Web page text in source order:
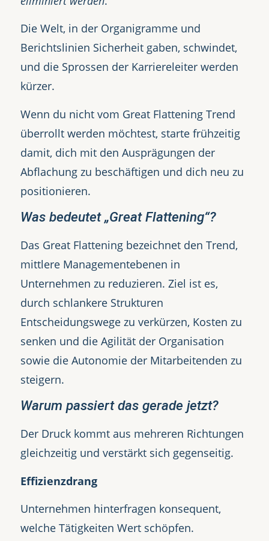
Die Welt, in der Organigramme und
Berichtslinien Sicherheit gaben, schwindet,
und die Sprossen der Karriereleiter werden
kürzer.
Wenn du nicht vom Great Flattening Trend
überrollt werden möchtest, starte frühzeitig
damit, dich mit den Ausprägungen der
Abflachung zu beschäftigen und dich neu zu
positionieren.
Was bedeutet „Great Flattening“?
Das Great Flattening bezeichnet den Trend,
mittlere Managementebenen in
Unternehmen zu reduzieren. Ziel ist es,
durch schlankere Strukturen
Entscheidungswege zu verkürzen, Kosten zu
senken und die Agilität der Organisation
sowie die Autonomie der Mitarbeitenden zu
steigern.
Warum passiert das gerade jetzt?
Der Druck kommt aus mehreren Richtungen
gleichzeitig und verstärkt sich gegenseitig.
Effizienzdrang
Unternehmen hinterfragen konsequent,
welche Tätigkeiten Wert schöpfen.